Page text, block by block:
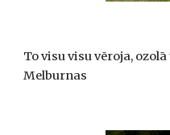
To visu visu vēroja,
Melburnas